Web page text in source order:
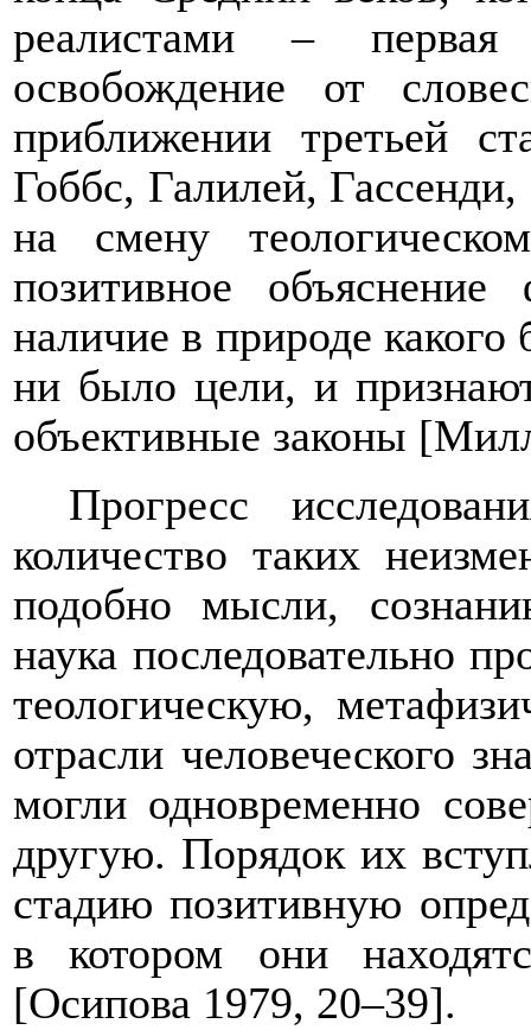
реалистами –
освобождение от
приближении третьей
Гоббс, Галилей,
на смену
позитивное
наличие в природе
ни было цели, и
объективные законы
Прогресс
количество таких
подобно мысли,
наука последовательно
теологическую,
отрасли человеческого
могли одновременно
другую. Порядок их
стадию позитивную
в котором они
[Осипова 1979, 20–39].